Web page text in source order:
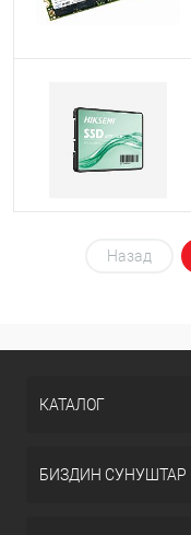
Назад
КАТАЛОГ
БИЗДИН СУНУШТАР